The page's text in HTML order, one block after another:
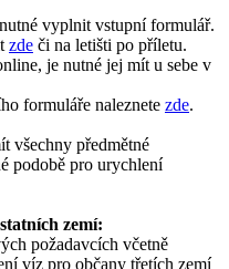
vyplnit vstupní formulář.
zde či na letišti po příletu.
je nutné jej mít u sebe v
formuláře naleznete zde.
všechny předmětné
podobě pro urychlení
zemí:
požadavcích včetně
víz pro občany třetích zemí